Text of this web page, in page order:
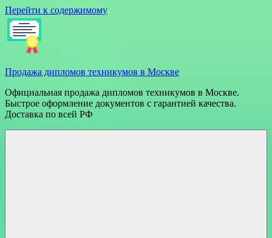
Перейти к содержимому
Продажа дипломов техникумов в Москве
Официальная продажа дипломов техникумов в Москве.
Быстрое оформление документов с гарантией качества.
Доставка по всей РФ